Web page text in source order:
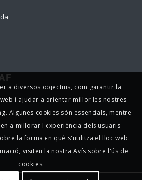
a diversos objectius, com garantir la
i ajudar a orientar millor les nostres
Algunes cookies són essencials, mentre
a millorar l'experiència dels usuaris
la forma en què s'utilitza el lloc web.
visiteu la nostra Avís sobre l'ús de
cookies.